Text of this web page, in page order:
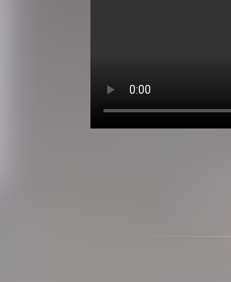
Copyright 2013-
la seua font, a